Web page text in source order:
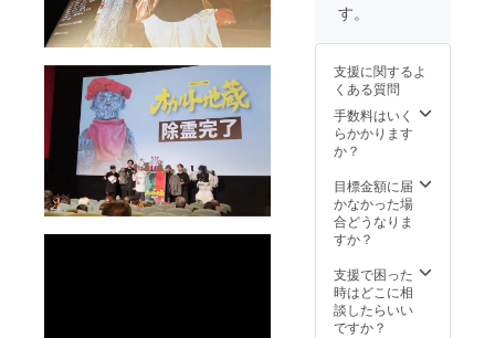
ます
リジナ
（200
枚）！
・お礼
メッ
者限定
画像
（デー
に記載
するお
名前
（ニッ
連イベ
招待 ・
オンラ
イン試
写 ・ク
ディン
グ限定
版
限定台
本 提
供 ・
【お名
サー】
お名前
クレ
ジット
・エン
ホーム
ページ
・パン
定台本
・予告
編 ・
YouTub
す。
支援に関するよ
くある質問
手数料はいく
らかかります
か？
目標金額に届
かなかった場
合どうなりま
すか？
支援で困った
時はどこに相
談したらいい
ですか？